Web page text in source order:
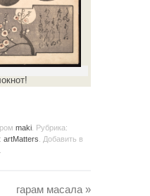
maki . Рубрика:
artMatters . Добавить в
гарам масала »